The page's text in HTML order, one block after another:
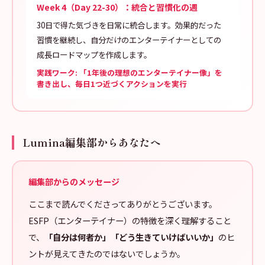
Week 4（Day 22-30）：統合と習慣化の週
30日で得た気づきを日常に統合します。効果的だった
習慣を継続し、自分だけのエンターテイナーとしての
成長ロードマップを作成します。
実践ワーク: 「1年後の理想のエンターテイナー像」を
書き出し、毎日1つ近づくアクションを実行
Lumina編集部からあなたへ
編集部からのメッセージ
ここまで読んでくださってありがとうございます。
ESFP（エンターテイナー）の特徴を深く理解すること
で、
「自分は何者か」「どう生きていけばいいか」 のヒ
ントが見えてきたのではないでしょうか。